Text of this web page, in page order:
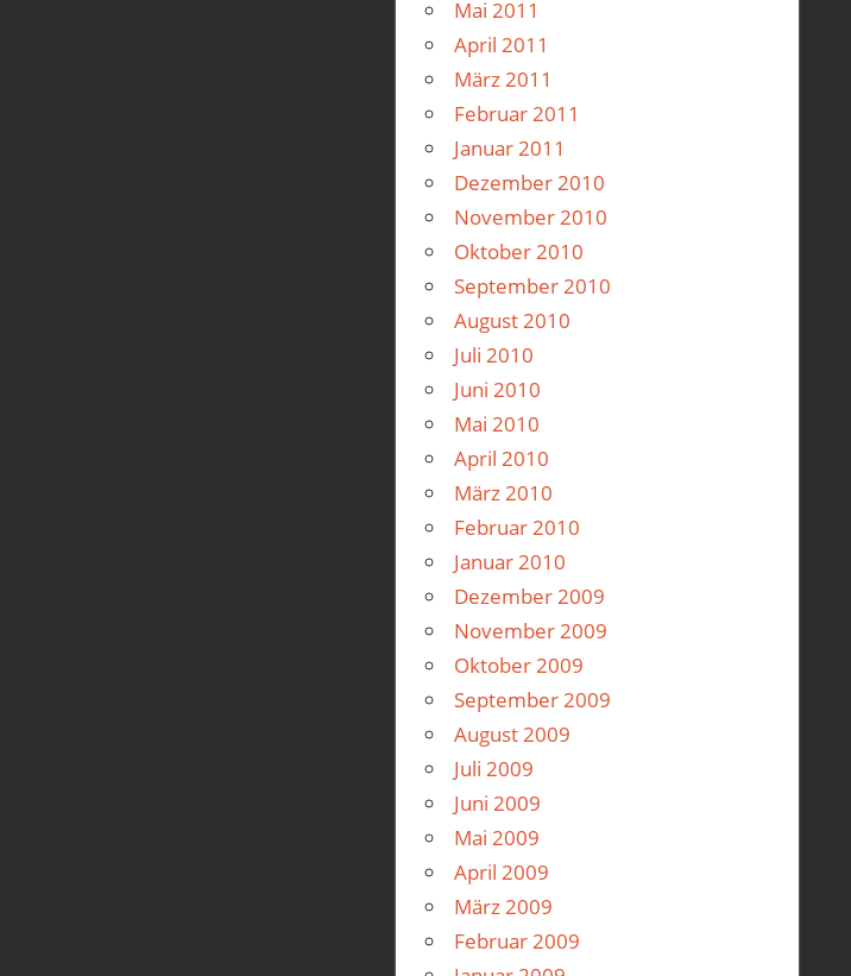
Mai 2011
April 2011
März 2011
Februar 2011
Januar 2011
Dezember 2010
November 2010
Oktober 2010
September 2010
August 2010
Juli 2010
Juni 2010
Mai 2010
April 2010
März 2010
Februar 2010
Januar 2010
Dezember 2009
November 2009
Oktober 2009
September 2009
August 2009
Juli 2009
Juni 2009
Mai 2009
April 2009
März 2009
Februar 2009